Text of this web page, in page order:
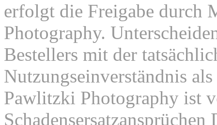
erfolgt die Freigabe durch
Photography.
Bestellers mit der
Nutzungseinverständnis
Pawlitzki Photography ist